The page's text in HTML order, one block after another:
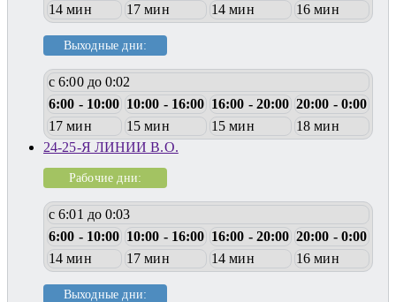
14 мин
17 мин 14 мин 16 мин
Выходные дни:
с 6:00 до 0:02
6:00 - 10:00 10:00 - 16:00 16:00 - 20:00 20:00 - 0:00
17 мин
15 мин 15 мин
18 мин
24-25-Я ЛИНИИ В.О.
Рабочие дни:
с 6:01 до 0:03
6:00 - 10:00 10:00 - 16:00 16:00 - 20:00 20:00 - 0:00
14 мин
17 мин 14 мин 16 мин
Выходные дни: